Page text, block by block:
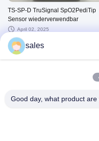
TS-SP-D TruSignal SpO2PediTip
Sensor wiederverwendbar
April 02, 2025
2104783-001
sales
Good day, what product